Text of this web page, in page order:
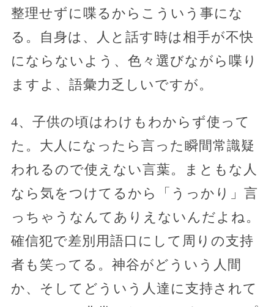
整理せずに喋るからこういう事にな
る。自身は、人と話す時は相手が不快
にならないよう、色々選びながら喋り
ますよ、語彙力乏しいですが。
4、子供の頃はわけもわからず使って
た。大人になったら言った瞬間常識疑
われるので使えない言葉。まともな人
なら気をつけてるから「うっかり」言
っちゃうなんてありえないんだよね。
確信犯で差別用語口にして周りの支持
者も笑ってる。神谷がどういう人間
か、そしてどういう人達に支持されて